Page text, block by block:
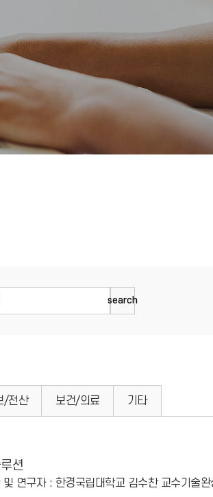
search
/전산 보건/의료 기타
션
및 연구자 : 한경국립대학교 김수찬 교수기술